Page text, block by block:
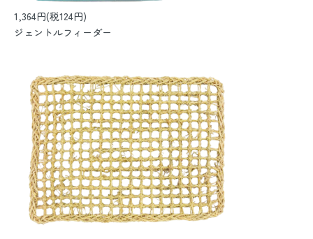
1,364円(税124円)
ジェントルフィーダー